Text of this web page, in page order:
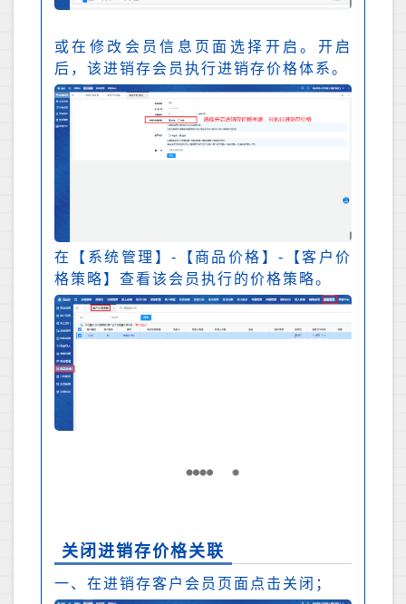
或在修改会员信息页面选择开启。开启
后，该进销存会员执行进销存价格体系。
在【系统管理】-【商品价格】-【客户价
格策略】查看该会员执行的价格策略。
关闭进销存价格关联
一、在进销存客户会员页面点击关闭；